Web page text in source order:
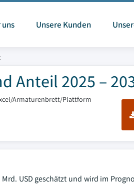
Unsere Kunden
Anteil 2025 –
Armaturenbrett/Plattform
USD geschätzt und wird im